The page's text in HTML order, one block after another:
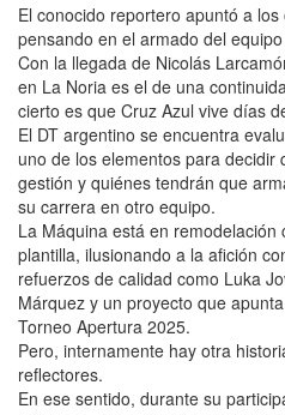
El conocido reportero apuntó a
pensando en el armado del
Con la llegada de Nicolás
en La Noria es el de una
cierto es que Cruz Azul vive días
El DT argentino se encuentra
uno de los elementos para decidir
gestión y quiénes tendrán que
su carrera en otro equipo.
La Máquina está en
plantilla, ilusionando a la afición
refuerzos de calidad como Luka
Márquez y un proyecto que
Torneo Apertura 2025.
Pero, internamente hay otra
reflectores.
En ese sentido, durante su